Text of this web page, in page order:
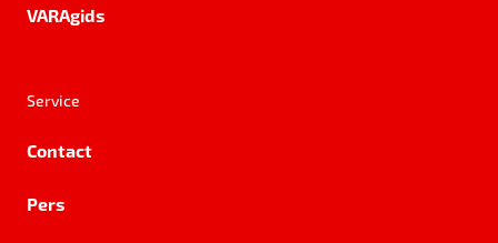
VARAgids
Service
Contact
Pers